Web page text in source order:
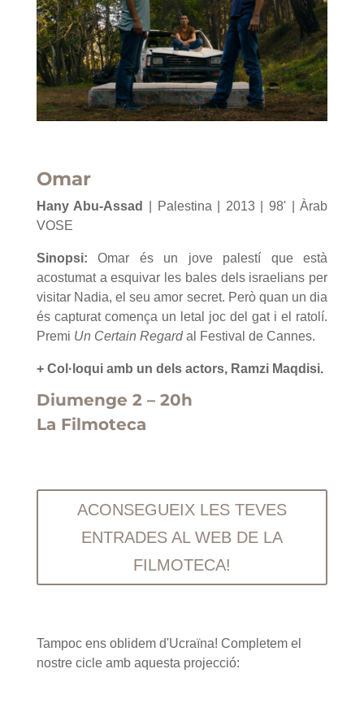
Omar
Hany Abu-Assad
| Palestina | 2013 | 98' | Àrab
VOSE
Sinopsi: Omar és un jove palestí que està
acostumat a esquivar les bales dels israelians per
visitar Nadia, el seu amor secret. Però quan un dia
és capturat comença un letal joc del gat i el ratolí.
Premi Un Certain Regardal Festival de Cannes.
+ Col·loqui amb un dels actors, Ramzi Maqdisi.
Diumenge 2 – 20h
La Filmoteca
ACONSEGUEIX LES TEVES
ENTRADES AL WEB DE LA
FILMOTECA!
Tampoc ens oblidem d'Ucraïna! Completem el
nostre cicle amb aquesta projecció: